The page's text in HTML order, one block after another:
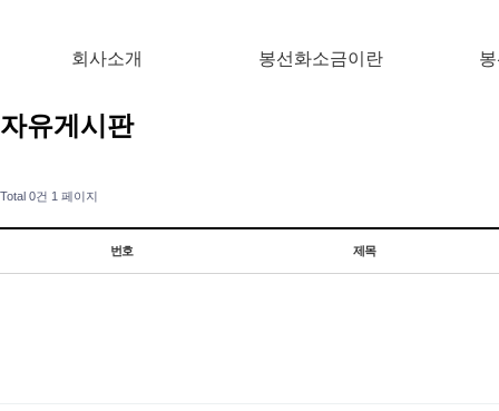
회사소개 봉선화소금이란
자유게시판
Total 0건 1 페이지
번호 제목